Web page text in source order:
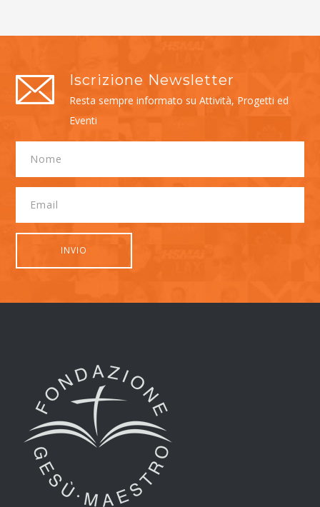
Iscrizione Newsletter
Resta sempre informato su Attività, Progetti ed
Eventi